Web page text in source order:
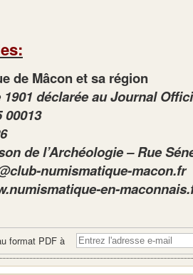
de Mâcon et sa région
déclarée au Journal
00013
de l’Archéologie – Rue
numismatique-macon.fr
en-
format PDF à